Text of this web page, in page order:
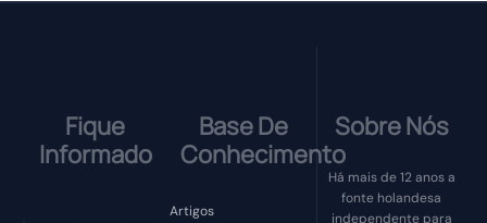
Fique
Informado
Base De
Conhecimento
Artigos
Sobre Nós
Há mais de 12 anos a
fonte holandesa
independente para